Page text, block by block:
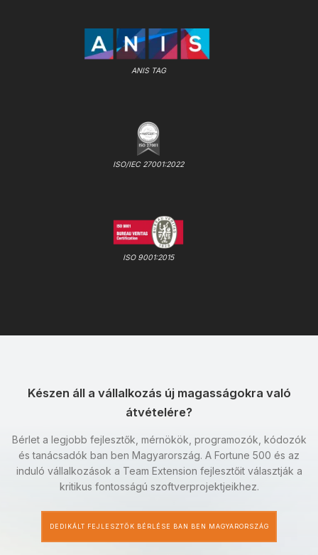
ANIS TAG
ISO/IEC 27001:2022
ISO 9001:2015
Készen áll a vállalkozás új magasságokra való
átvételére?
Bérlet a legjobb fejlesztők, mérnökök, programozók, kódozók
és tanácsadók ban ben Magyarország. A Fortune 500 és az
induló vállalkozások a Team Extension fejlesztőit választják a
kritikus fontosságú szoftverprojektjeikhez.
DEDIKÁLT FEJLESZTŐK BÉRLÉSE BAN BEN MAGYARORSZÁG